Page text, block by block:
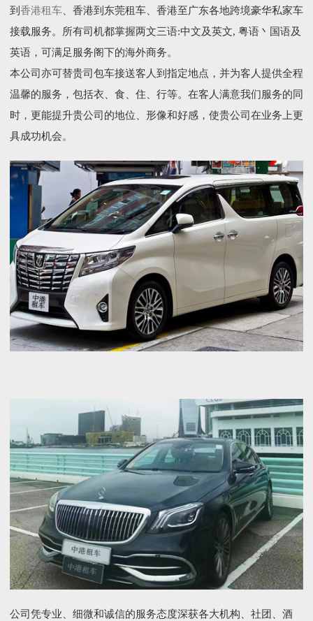
到 香港租车、香港到东莞租车、香港至广东各地跨境豪华私家车
接载服务。所有司机都掌握两文三语:中文及英文, 粤语丶国语及
英语，可满足服务阁下的海外商务。
本公司亦可替贵司包车接送客人到指定地点，并为客人提供全程
温馨的服务，包括衣、食、住、行等。在客人满意我们服务的同
时，更能提升贵公司的地位、形像和好感，使贵公司在业务上更
具成功机会。
公司凭专业、细微和诚信的服务态度深获各大机构、社团、酒